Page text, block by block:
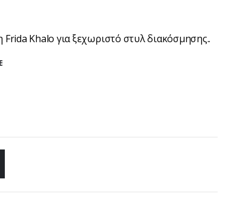
Frida Khalo για ξεχωριστό στυλ διακόσμησης..